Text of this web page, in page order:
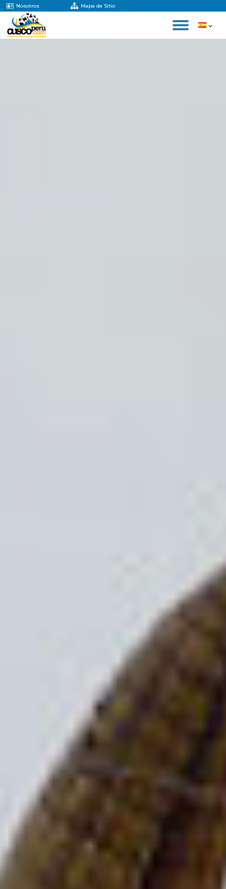
Nosotros Mapa de Sitio